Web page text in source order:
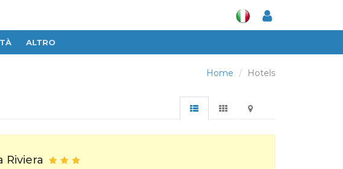
ALTRO
Home Hotels
Riviera